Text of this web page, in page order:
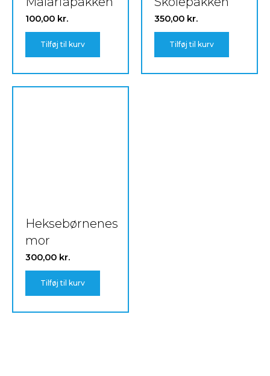
100,00 kr.
Tilføj til kurv
350,00 kr.
Tilføj til kurv
Heksebørnenes
mor
300,00 kr.
Tilføj til kurv